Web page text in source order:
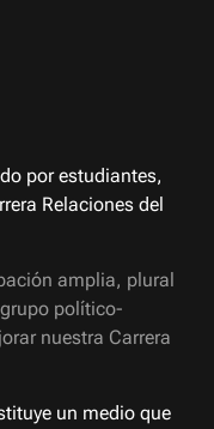
por estudiantes,
Relaciones del
amplia, plural
político-
nuestra Carrera
un medio que